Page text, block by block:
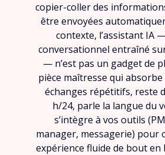
copier-coller des
être envoyées
contexte, l’assistant IA
conversationnel entraîné
— n’est pas un gadget de
pièce maîtresse qui absorbe
échanges répétitifs, reste
h/24, parle la langue du
s’intègre à vos outils
manager, messagerie) pour
expérience fluide de bout en